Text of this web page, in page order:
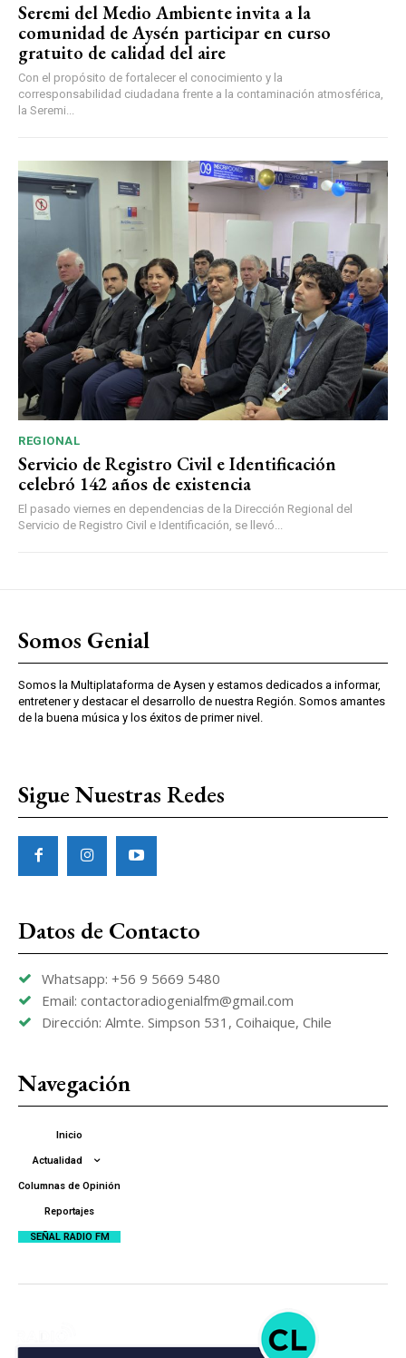
Seremi del Medio Ambiente invita a la
comunidad de Aysén participar en curso
gratuito de calidad del aire
Con el propósito de fortalecer el conocimiento y la
corresponsabilidad ciudadana frente a la contaminación atmosférica,
la Seremi...
REGIONAL
Servicio de Registro Civil e Identificación
celebró 142 años de existencia
El pasado viernes en dependencias de la Dirección Regional del
Servicio de Registro Civil e Identificación, se llevó...
Somos Genial
Somos la Multiplataforma de Aysen y estamos dedicados a informar,
entretener y destacar el desarrollo de nuestra Región. Somos amantes
de la buena música y los éxitos de primer nivel.
Sigue Nuestras Redes
Datos de Contacto
Whatsapp: +56 9 5669 5480
Email: contactoradiogenialfm@gmail.com
Dirección: Almte. Simpson 531, Coihaique, Chile
Navegación
Inicio
Actualidad
Columnas de Opinión
Reportajes
SEÑAL RADIO FM